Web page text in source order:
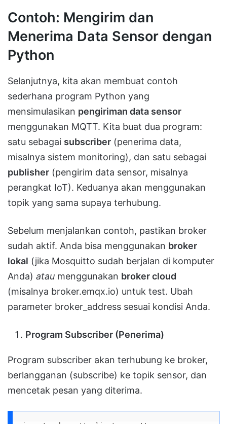
Contoh: Mengirim dan
Menerima Data Sensor dengan
Python
Selanjutnya, kita akan membuat contoh
sederhana program Python yang
mensimulasikan pengiriman data sensor
menggunakan MQTT. Kita buat dua program:
satu sebagai subscriber (penerima data,
misalnya sistem monitoring), dan satu sebagai
publisher (pengirim data sensor, misalnya
perangkat IoT). Keduanya akan menggunakan
topik yang sama supaya terhubung.
Sebelum menjalankan contoh, pastikan broker
sudah aktif. Anda bisa menggunakan broker
lokal (jika Mosquitto sudah berjalan di komputer
Anda) atau menggunakan broker cloud
(misalnya broker.emqx.io) untuk test. Ubah
parameter broker_address sesuai kondisi Anda.
Program Subscriber (Penerima)
Program subscriber akan terhubung ke broker,
berlangganan (subscribe) ke topik sensor, dan
mencetak pesan yang diterima.